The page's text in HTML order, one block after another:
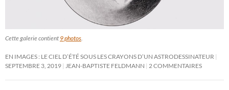
Cette galerie contient 9 photos.
EN IMAGES : LE CIEL D’ÉTÉ SOUS LES CRAYONS D’UN ASTRODESSINATEUR
SEPTEMBRE 3, 2019 JEAN-BAPTISTE FELDMANN 2 COMMENTAIRES